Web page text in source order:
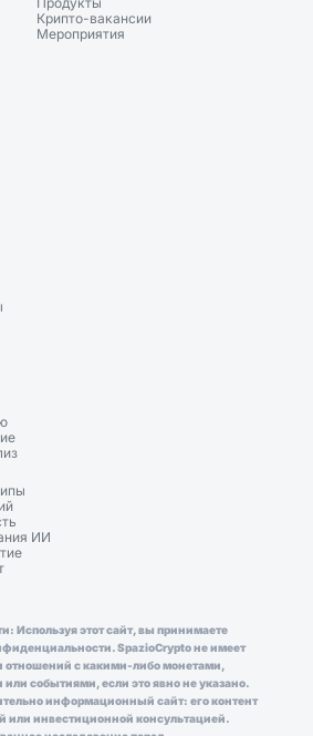
Крипто-вакансии
Мероприятия
ИИ
Используя этот сайт, вы принимаете
SpazioCrypto не имеет
отношений с какими-либо монетами,
событиями, если это явно не указано.
информационный сайт: его контент
или инвестиционной консультацией.